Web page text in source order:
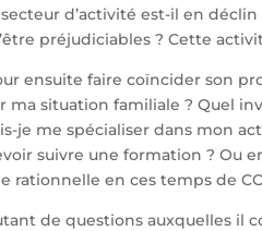
d’activité est-il en
préjudiciables ? Cette
ensuite faire coïncider son
ma situation familiale ? Quel
je me spécialiser dans mon
suivre une formation ? Ou
rationnelle en ces temps de
de questions auxquelles il